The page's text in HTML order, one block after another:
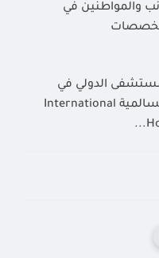
والمواطنين في
الدولي في
الكويت - السالمية International